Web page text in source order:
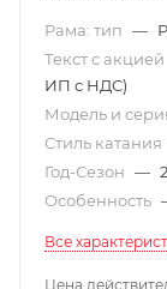
Рама: тип —
Текст с акцией
ИП с НДС)
Модель и
Стиль катания
Год-Сезон —
Особенность
Все
Цена